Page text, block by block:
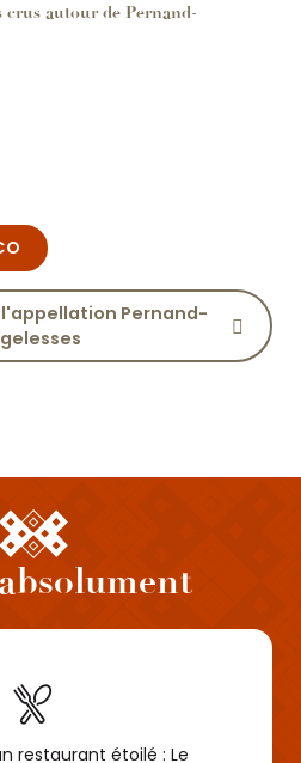
crus autour de Pernand-
l'appellation Pernand-
restaurant étoilé : Le